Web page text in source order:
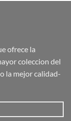
ofrece la
coleccion del
la mejor calidad-